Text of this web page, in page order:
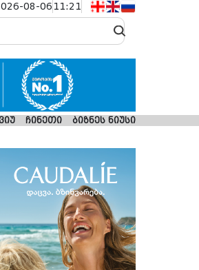
08-06 11:21
ჩინეთი ბიზნეს ნიუსი